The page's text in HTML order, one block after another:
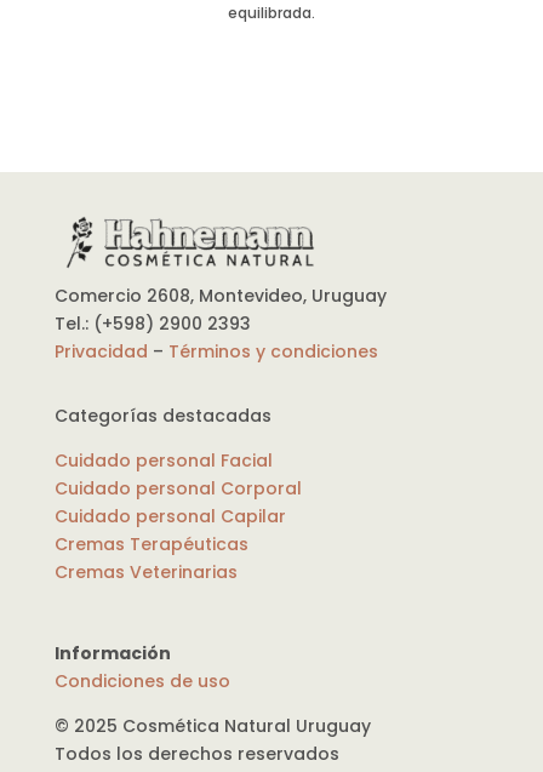
equilibrada.
Comercio 2608, Montevideo, Uruguay
Tel.: (+598) 2900 2393
Privacidad – Términos y condiciones
Categorías destacadas
Cuidado personal Facial
Cuidado personal Corporal
Cuidado personal Capilar
Cremas Terapéuticas
Cremas Veterinarias
Información
Condiciones de uso
© 2025 Cosmética Natural Uruguay
Todos los derechos reservados